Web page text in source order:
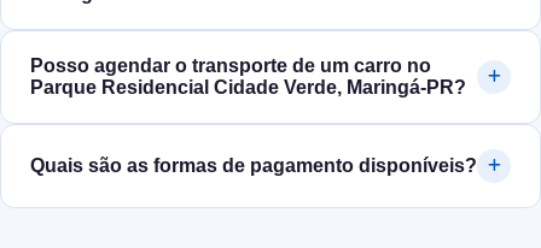
Posso agendar o transporte de um carro no
Parque Residencial Cidade Verde, Maringá‑PR?
Quais são as formas de pagamento disponíveis?